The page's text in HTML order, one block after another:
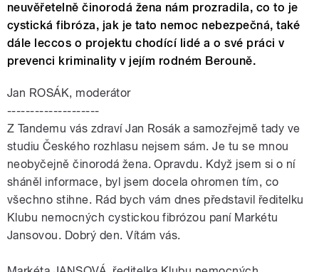
neuvěřetelně činorodá žena nám prozradila, co to je
cystická fibróza, jak je tato nemoc nebezpečná, také
dále leccos o projektu chodící lidé a o své práci v
prevenci kriminality v jejím rodném Berouně.
Jan ROSÁK, moderátor
--------------------
Z Tandemu vás zdraví Jan Rosák a samozřejmě tady ve
studiu Českého rozhlasu nejsem sám. Je tu se mnou
neobyčejně činorodá žena. Opravdu. Když jsem si o ní
sháněl informace, byl jsem docela ohromen tím, co
všechno stihne. Rád bych vám dnes představil ředitelku
Klubu nemocných cystickou fibrózou paní Markétu
Jansovou. Dobrý den. Vítám vás.